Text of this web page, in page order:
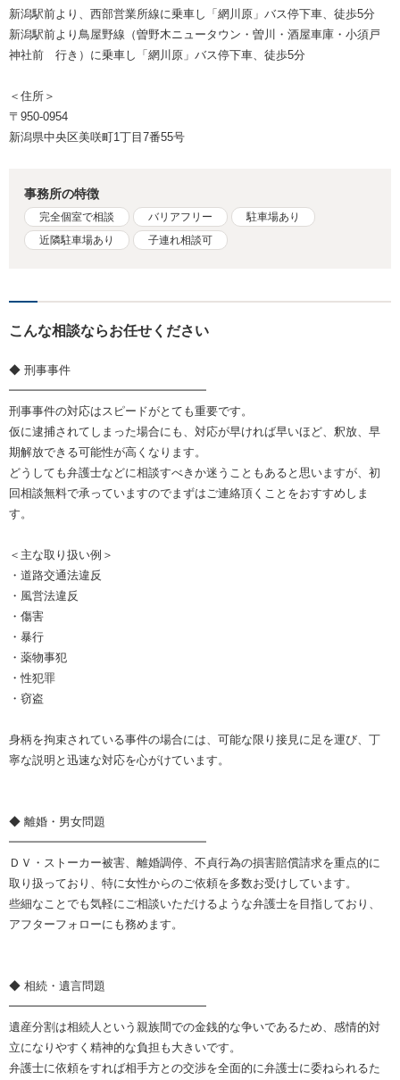
新潟駅前より、西部営業所線に乗車し「網川原」バス停下車、徒歩5分
新潟駅前より鳥屋野線（曽野木ニュータウン・曽川・酒屋車庫・小須戸
神社前 行き）に乗車し「網川原」バス停下車、徒歩5分
＜住所＞
〒950-0954
新潟県中央区美咲町1丁目7番55号
事務所の特徴
完全個室で相談 バリアフリー
駐車場あり
近隣駐車場あり
子連れ相談可
こんな相談ならお任せください
◆ 刑事事件
━━━━━━━━━━━━━━━━━
刑事事件の対応はスピードがとても重要です。
仮に逮捕されてしまった場合にも、対応が早ければ早いほど、釈放、早
期解放できる可能性が高くなります。
どうしても弁護士などに相談すべきか迷うこともあると思いますが、初
回相談無料で承っていますのでまずはご連絡頂くことをおすすめしま
す。
＜主な取り扱い例＞
・道路交通法違反
・風営法違反
・傷害
・暴行
・薬物事犯
・性犯罪
・窃盗
身柄を拘束されている事件の場合には、可能な限り接見に足を運び、丁
寧な説明と迅速な対応を心がけています。
◆ 離婚・男女問題
━━━━━━━━━━━━━━━━━
ＤＶ・ストーカー被害、離婚調停、不貞行為の損害賠償請求を重点的に
取り扱っており、特に女性からのご依頼を多数お受けしています。
些細なことでも気軽にご相談いただけるような弁護士を目指しており、
アフターフォローにも務めます。
◆ 相続・遺言問題
━━━━━━━━━━━━━━━━━
遺産分割は相続人という親族間での金銭的な争いであるため、感情的対
立になりやすく精神的な負担も大きいです。
弁護士に依頼をすれば相手方との交渉を全面的に弁護士に委ねられるた